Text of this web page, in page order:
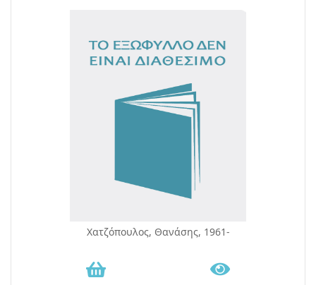
Χατζόπουλος, Θανάσης, 1961-